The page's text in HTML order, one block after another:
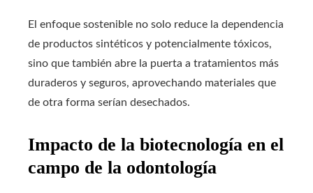
El enfoque sostenible no solo reduce la dependencia
de productos sintéticos y potencialmente tóxicos,
sino que también abre la puerta a tratamientos más
duraderos y seguros, aprovechando materiales que
de otra forma serían desechados.
Impacto de la biotecnología en el
campo de la odontología